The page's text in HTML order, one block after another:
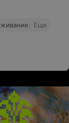
Еще